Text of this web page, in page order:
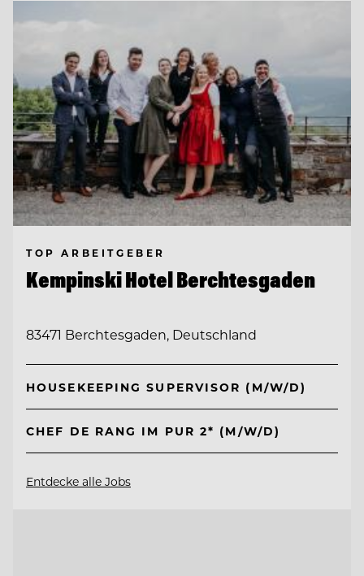
TOP ARBEITGEBER
Kempinski Hotel Berchtesgaden
83471 Berchtesgaden, Deutschland
HOUSEKEEPING SUPERVISOR (M/W/D)
CHEF DE RANG IM PUR 2* (M/W/D)
Entdecke alle Jobs